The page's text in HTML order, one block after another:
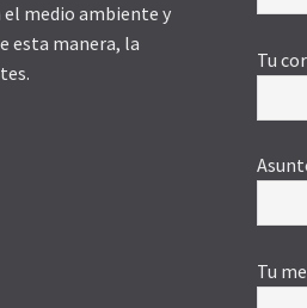
el medio ambiente y
esta manera, la
Tu
Tu